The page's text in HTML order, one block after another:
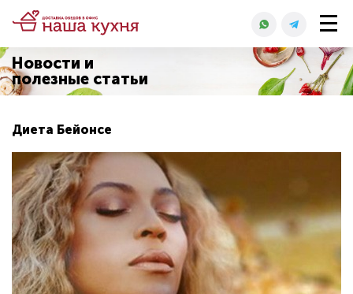
Новости и
полезные статьи
Диета Бейонсе